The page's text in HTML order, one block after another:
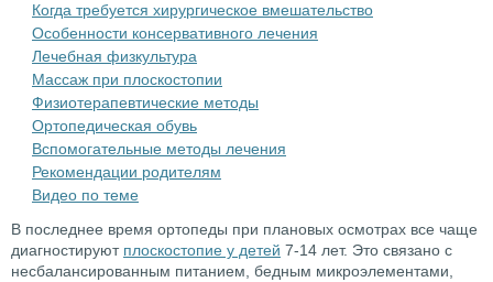
Когда требуется хирургическое вмешательство
Особенности консервативного лечения
Лечебная физкультура
Массаж при плоскостопии
Физиотерапевтические методы
Ортопедическая обувь
Вспомогательные методы лечения
Рекомендации родителям
Видео по теме
В последнее время ортопеды при плановых осмотрах все чаще
диагностируют плоскостопие у детей 7-14 лет. Это связано с
несбалансированным питанием, бедным микроэлементами,